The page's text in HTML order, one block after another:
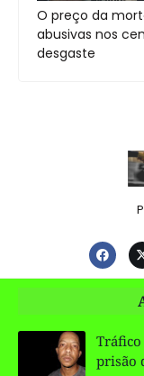
O preço da
abusivas nos
desgaste
prisão